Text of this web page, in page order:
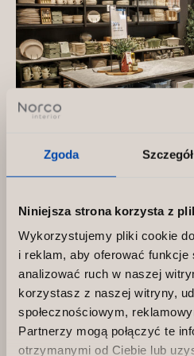
Zgoda
Niniejsza strona korzysta z
Wykorzystujemy pliki cookie
i reklam, aby oferować funkcje
analizować ruch w naszej
korzystasz z naszej witryny,
społecznościowym,
Partnerzy mogą połączyć te
otrzymanymi od Ciebie lub
Producent mebli
– wyposażenie
Producent mebli
dlaczego Norco Sp. z o.o.
współpracę z lokalną
zyskują […]